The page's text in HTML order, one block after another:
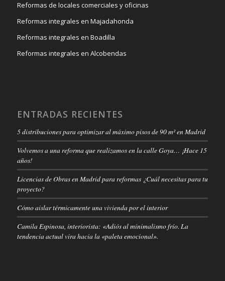
Reformas de locales comerciales y oficinas
Reformas integrales en Majadahonda
Reformas integrales en Boadilla
Reformas integrales en Alcobendas
ENTRADAS RECIENTES
5 distribuciones para optimizar al máximo pisos de 90 m² en Madrid
Volvemos a una reforma que realizamos en la calle Goya… ¡Hace 15
años!
Licencias de Obras en Madrid para reformas ¿Cuál necesitas para tu
proyecto?
Cómo aislar térmicamente una vivienda por el interior
Camila Espinosa, interiorista: «Adiós al minimalismo frío. La
tendencia actual vira hacia la «paleta emocional».